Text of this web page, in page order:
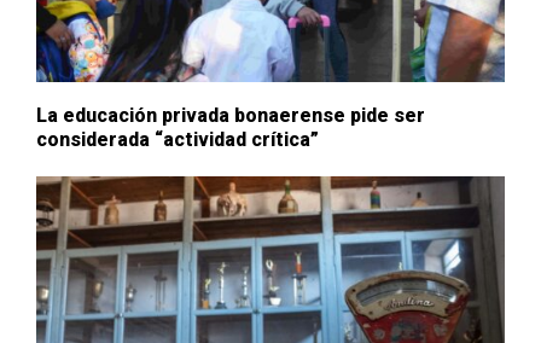
La educación privada bonaerense pide ser
considerada “actividad crítica”